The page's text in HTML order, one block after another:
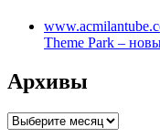
Theme Park –
Архивы
Архивы